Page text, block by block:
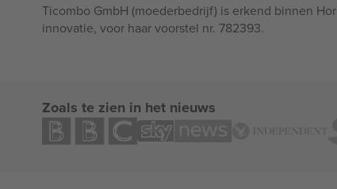
Ticombo GmbH (moederbedrijf) is erkend binnen
innovatie, voor haar voorstel nr. 782393.
Zoals te zien in het nieuws